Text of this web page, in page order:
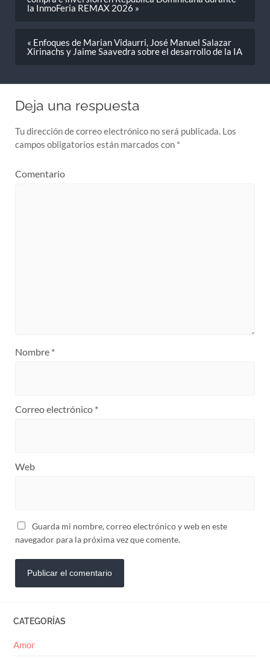
la InmoFeria REMAX 2026 »
« Enfoques de Marian Vidaurri, José Manuel Salazar
Xirinachs y Jaime Saavedra sobre el desarrollo de la IA
Deja una respuesta
Tu dirección de correo electrónico no será publicada. Los
campos obligatorios están marcados con *
Comentario
Nombre *
Correo electrónico *
Web
Guarda mi nombre, correo electrónico y web en este
navegador para la próxima vez que comente.
CATEGORÍAS
Amor